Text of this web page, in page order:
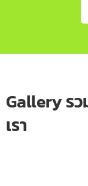
Gallery ร
เรา